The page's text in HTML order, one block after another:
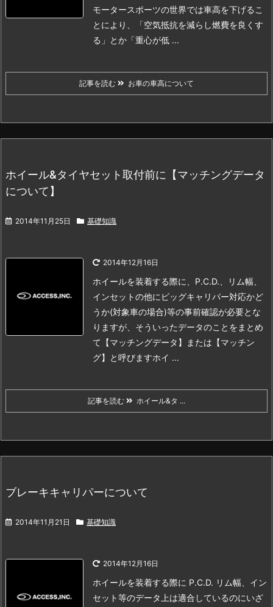
モータースポーツの世界では車高を下げるこ
とにより、
「空気抵抗を減らし燃費を良くす
る」とか「重心が低 ...
記事を読む お車の車高について
ホイール&タイヤセット取付前に【マッチングデータ
について】
2014年11月25日 基礎知識
2014年12月16日
ホイールを装着する際に、P.C.D.、リム幅、
インセットの他にビッグキャリパー対応かど
うか(対象車の場合)等の事前確認が必要とな
りますが、そういったデータのことをまとめ
て【マッチングデータ】または【マッチン
グ】と呼びますホイ ...
記事を読む ホイール&タ ...
ブレーキキャリパーについて
2014年11月21日 基礎知識
2014年12月16日
ホイールを装着する際に P.C.D. リム幅、イン
セット等のデータ上は適合しているのにいざ